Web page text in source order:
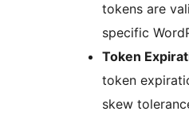
tokens are
specific
Token
token
skew